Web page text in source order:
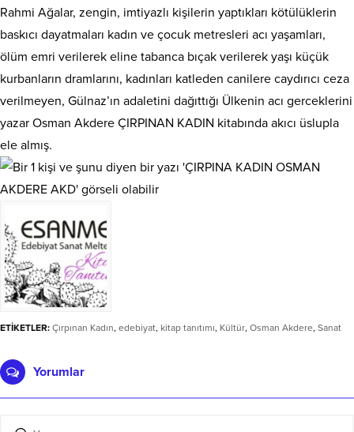
Rahmi Ağalar, zengin, imtiyazlı kişilerin yaptıkları kötülüklerin
baskıcı dayatmaları kadın ve çocuk metresleri acı yaşamları,
ölüm emri verilerek eline tabanca bıçak verilerek yaşı küçük
kurbanların dramlarını, kadınları katleden canilere caydırıcı ceza
verilmeyen, Gülnaz’ın adaletini dağıttığı Ülkenin acı gerceklerini
yazar Osman Akdere ÇIRPINAN KADIN kitabında akıcı üslupla
ele almış.
ETİKETLER: Çırpınan Kadın, edebiyat, kitap tanıtımı, Kültür, Osman Akdere, Sanat
Yorumlar